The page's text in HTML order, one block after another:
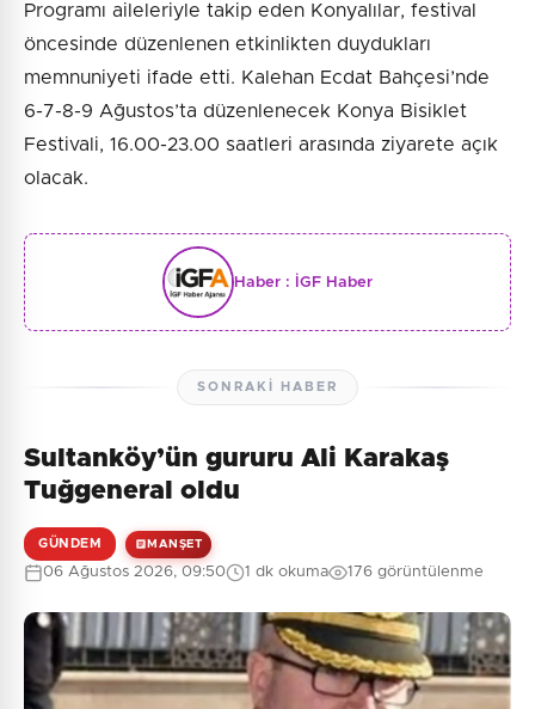
Programı aileleriyle takip eden Konyalılar, festival
öncesinde düzenlenen etkinlikten duydukları
memnuniyeti ifade etti. Kalehan Ecdat Bahçesi’nde
6-7-8-9 Ağustos’ta düzenlenecek Konya Bisiklet
Festivali, 16.00-23.00 saatleri arasında ziyarete açık
olacak.
Haber : İGF Haber
SONRAKI HABER
Sultanköy’ün gururu Ali Karakaş
Tuğgeneral oldu
GÜNDEM MANŞET
06 Ağustos 2026, 09:50 1 dk okuma 176 görüntülenme